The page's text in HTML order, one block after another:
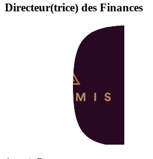
Directeur(trice) des Finances